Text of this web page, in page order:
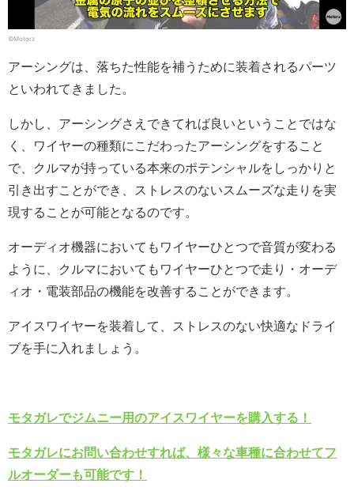
©Motorz
アーシングは、落ちた性能を補うために装着されるパーツ
といわれてきました。
しかし、アーシングさえできてれば良いということではな
く、ワイヤーの種類にこだわったアーシングをすること
で、クルマが持っている本来のポテンシャルをしっかりと
引き出すことができ、ストレスのないスムーズな走りを実
現することが可能となるのです。
オーディオ機器においてもワイヤーひとつで音質が変わる
ように、クルマにおいてもワイヤーひとつで走り・オーデ
ィオ・電装部品の機能を改善することができます。
アイスワイヤーを装着して、ストレスのない快適なドライ
ブを手に入れましょう。
モタガレでジムニー用のアイスワイヤーを購入する！
モタガレにお問い合わせすれば、様々な車種に合わせてフ
ルオーダーも可能です！